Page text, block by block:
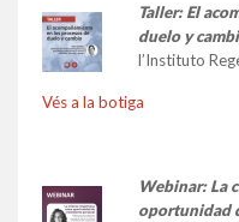
Taller: El
duelo y
l’Instituto
Vés a la botiga
Webinar: La
oportunidad